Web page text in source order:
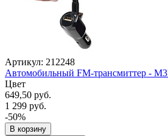
Артикул: 212248
Автомобильный FM-трансмиттер -
Цвет
649,50 руб.
1 299 руб.
-50%
В корзину